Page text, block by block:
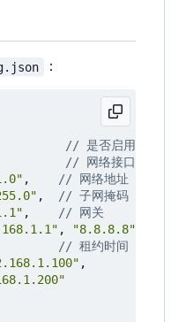
：
,
,
,
, "8.8.8.8"
,